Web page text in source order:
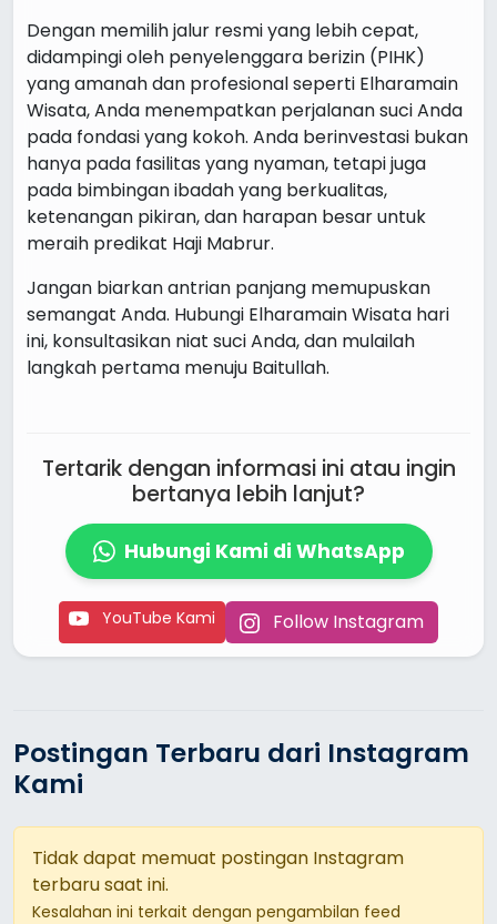
Dengan memilih jalur resmi yang lebih cepat,
didampingi oleh penyelenggara berizin (PIHK)
yang amanah dan profesional seperti Elharamain
Wisata, Anda menempatkan perjalanan suci Anda
pada fondasi yang kokoh. Anda berinvestasi bukan
hanya pada fasilitas yang nyaman, tetapi juga
pada bimbingan ibadah yang berkualitas,
ketenangan pikiran, dan harapan besar untuk
meraih predikat Haji Mabrur.
Jangan biarkan antrian panjang memupuskan
semangat Anda. Hubungi Elharamain Wisata hari
ini, konsultasikan niat suci Anda, dan mulailah
langkah pertama menuju Baitullah.
Tertarik dengan informasi ini atau ingin
bertanya lebih lanjut?
Hubungi Kami di WhatsApp
YouTube Kami Follow Instagram
Postingan Terbaru dari Instagram
Kami
Tidak dapat memuat postingan Instagram
terbaru saat ini.
Kesalahan ini terkait dengan pengambilan feed